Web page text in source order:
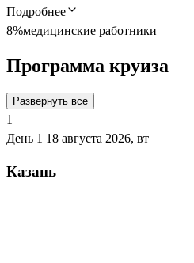
Подробнее
8%медицинские работники
Программа круиза
Развернуть все
1
День 1 18 августа 2026, вт
Казань